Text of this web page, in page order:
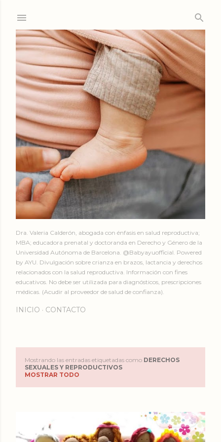
Dra. Valeria Calderón, abogada con énfasis en salud reproductiva;
MBA; educadora prenatal y doctoranda en Derecho y Género de la
Universidad Autónoma de Barcelona. @Babyayuofficial. Powered
by AYU. Divulgación sobre crianza en brazos, lactancia y derechos
relacionados con la salud reproductiva. Información con fines
educativos. No debe ser utilizada para diagnósticos, prescripciones
médicas. (Acudir al proveedor de salud de confianza).
INICIO CONTACTO
n
r
Mostrando las entradas etiquetadas como DERECHOS
SEXUALES Y REPRODUCTIVOS
MOSTRAR TODO